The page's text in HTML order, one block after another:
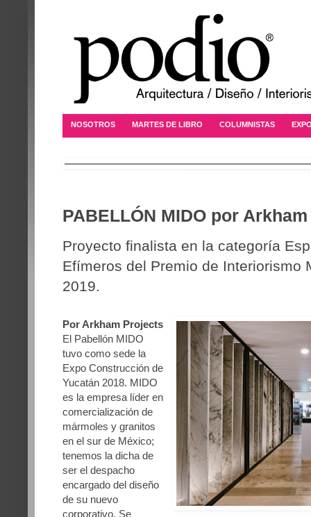
NOSOTROS MARTES DE LIBRO COLUMNISTAS
PABELLÓN MIDO por
Proyecto finalista en la categoría
Efímeros del Premio de Interiorismo
2019.
Por Arkham Projects
El Pabellón MIDO
tuvo como sede la
Expo Construcción de
Yucatán 2018. MIDO
es la empresa líder en
comercialización de
mármoles y granitos
en el sur de México;
tenemos la dicha de
ser el despacho
encargado del diseño
de su nuevo
corporativo. Se